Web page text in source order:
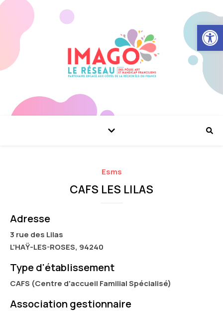
Ouvrir
Esms
CAFS LES LILAS
Adresse
3 rue des Lilas
L'HAŸ-LES-ROSES, 94240
Type d'établissement
CAFS (Centre d'accueil Familial Spécialisé)
Association gestionnaire